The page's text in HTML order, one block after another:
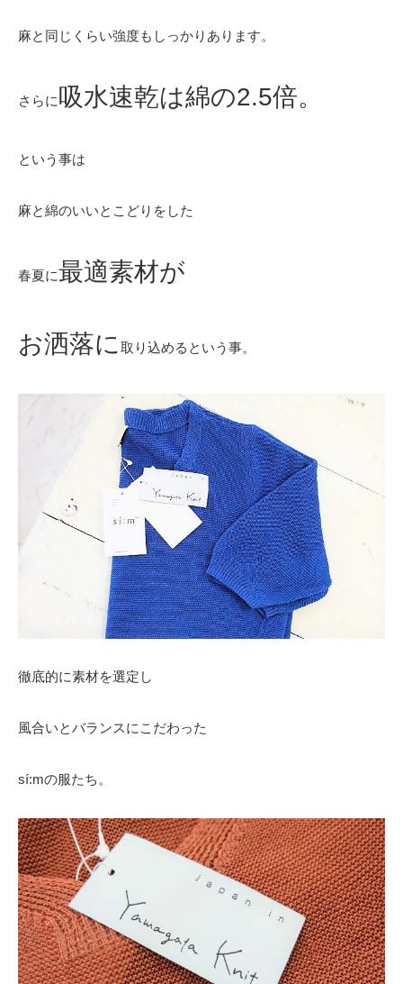
麻と同じくらい強度もしっかりあります。
さらに吸水速乾は綿の2.5倍。
という事は
麻と綿のいいとこどりをした
春夏に最適素材が
お洒落に 取り込めるという事。
徹底的に素材を選定し
風合いとバランスにこだわった
sí:mの服たち。